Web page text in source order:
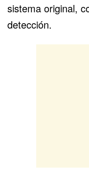
sistema original,
detección.